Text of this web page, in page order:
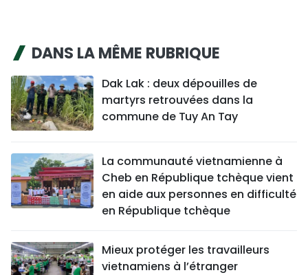
DANS LA MÊME RUBRIQUE
Dak Lak : deux dépouilles de
martyrs retrouvées dans la
commune de Tuy An Tay
La communauté vietnamienne à
Cheb en République tchèque vient
en aide aux personnes en difficulté
en République tchèque
Mieux protéger les travailleurs
vietnamiens à l’étranger